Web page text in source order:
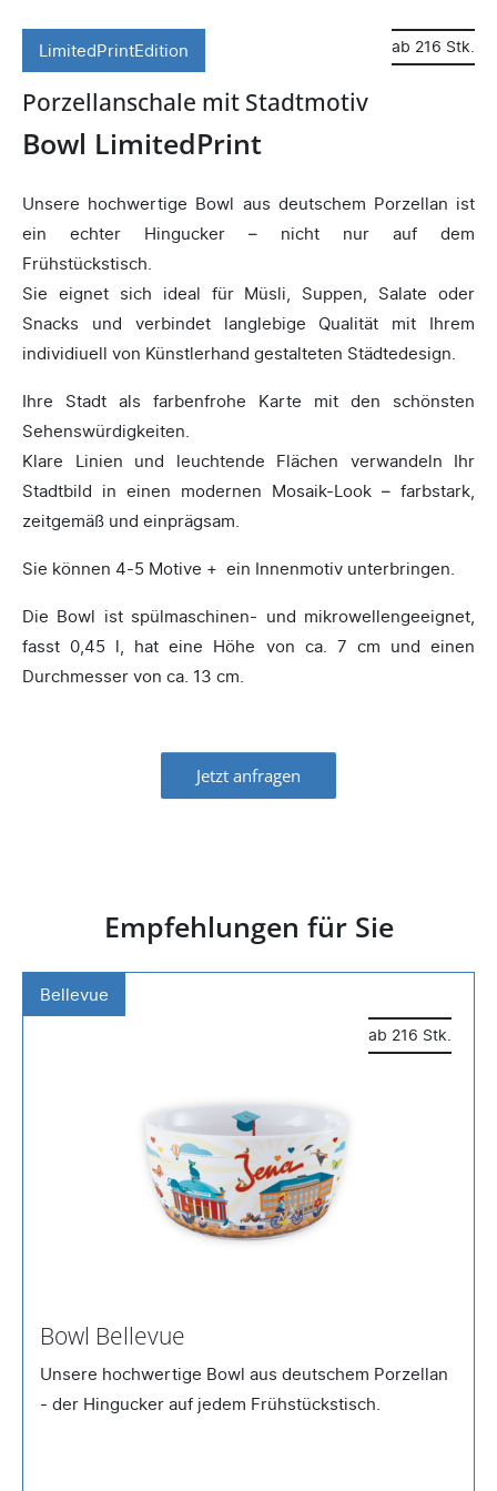
LimitedPrintEdition ab 216 Stk.
Bowl LimitedPrint
Porzellanschale mit Stadtmotiv
Unsere hochwertige Bowl aus deutschem Porzellan ist
ein echter Hingucker – nicht nur auf dem
Frühstückstisch.
Sie eignet sich ideal für Müsli, Suppen, Salate oder
Snacks und verbindet langlebige Qualität mit Ihrem
individiuell von Künstlerhand gestalteten Städtedesign.
Ihre Stadt als farbenfrohe Karte mit den schönsten
Sehenswürdigkeiten.
Klare Linien und leuchtende Flächen verwandeln Ihr
Stadtbild in einen modernen Mosaik-Look – farbstark,
zeitgemäß und einprägsam.
Sie können 4-5 Motive + ein Innenmotiv unterbringen.
Die Bowl ist spülmaschinen- und mikrowellengeeignet,
fasst 0,45 l, hat eine Höhe von ca. 7 cm und einen
Durchmesser von ca. 13 cm.
Jetzt anfragen
Empfehlungen für Sie
Bellevue
ab 216 Stk.
Bowl Bellevue
Unsere hochwertige Bowl aus deutschem Porzellan
- der Hingucker auf jedem Frühstückstisch.